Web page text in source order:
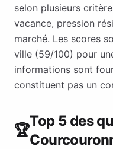
selon plusieurs
vacance, pression
marché. Les scores
ville (59/100) pour
informations sont
constituent pas un
🏆
Top 5 des